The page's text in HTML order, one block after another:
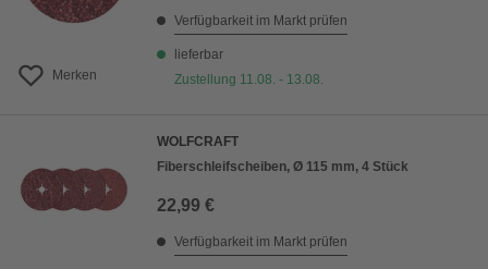
Merken
Verfügbarkeit im Markt prüfen
lieferbar
Zustellung 11.08. - 13.08.
WOLFCRAFT
Fiberschleifscheiben, Ø 115 mm, 4 Stück
22,99 €
Verfügbarkeit im Markt prüfen